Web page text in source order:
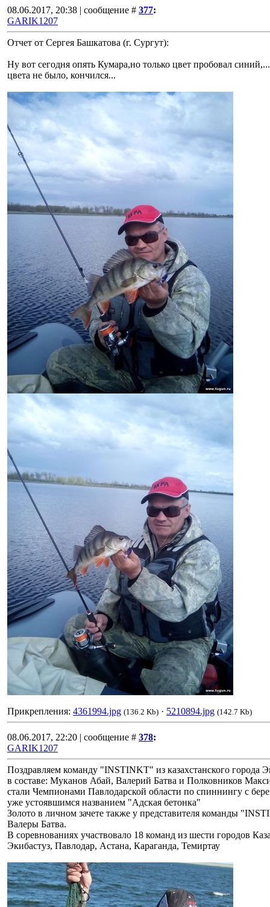
08.06.2017, 20:38 | сообщение # 377:
GARIK1207
Отчет от Сергея Башкатова (г. Сургут):
Ну вот сегодня опять Кумара,но только цвет пробовал
цвета не было, кончился...
Прикрепления: 4361994.jpg (136.2 Kb) · 5210894.jpg (142.7 Kb)
08.06.2017, 22:20 | сообщение # 378:
GARIK1207
Поздравляем команду "INSTINKT" из казахстанского города
в составе: Муканов Абай, Валерий Батва и Полковников
стали Чемпионами Павлодарской области по спиннингу с
уже устоявшимся названием "Адская бетонка"
Золото в личном зачете также у представителя команды
Валеры Батва.
В соревнованиях участвовало 18 команд из шести городов
Экибастуз, Павлодар, Астана, Караганда, Темиртау